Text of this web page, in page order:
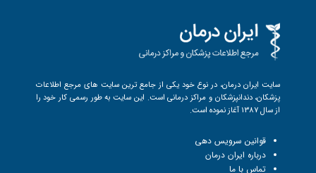
سایت ایران درمان، در نوع خود یکی از جامع ترین سایت های مرجع اطلاعات
پزشکان، دندانپزشکان و مراکز درمانی است. این سایت به طور رسمی کار خود را
از سال 1387 آغاز نموده است.
قوانین سرویس دهی
درباره ایران درمان
تماس با ما